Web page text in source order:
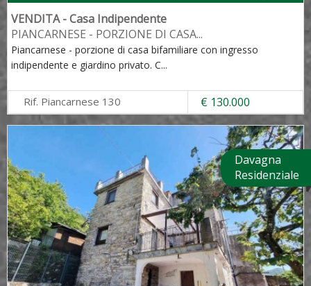
VENDITA - Casa Indipendente
PIANCARNESE - PORZIONE DI CASA...
Piancarnese - porzione di casa bifamiliare con ingresso
indipendente e giardino privato. C...
Rif. Piancarnese 130 € 130.000
Davagna
Residenziale